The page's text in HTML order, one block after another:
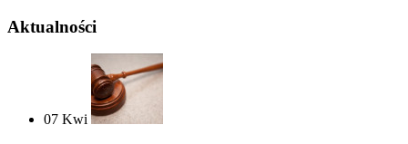
Aktualności
07 Kwi